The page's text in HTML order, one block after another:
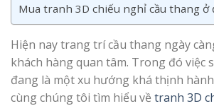
Mua tranh 3D chiếu nghỉ cầu thang ở
Hiện nay trang trí cầu thang ngày
khách hàng quan tâm. Trong đó việc
đang là một xu hướng khá thịnh
cùng chúng tôi tìm hiểu về tranh 3D